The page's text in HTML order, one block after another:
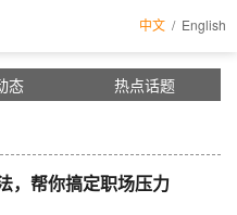
中文 / English
态 热点话题
，帮你搞定职场压力